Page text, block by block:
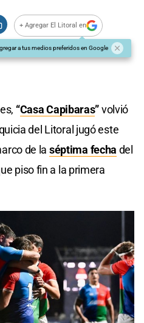
+ Agregar El Litoral en
a tus medios preferidos en Google
“Casa Capibaras”volvió
del Litoral jugó este
de la séptima fecha del
piso fin a la primera